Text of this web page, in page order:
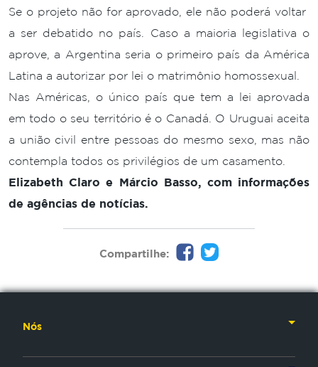
Se o projeto não for aprovado, ele não poderá voltar
a ser debatido no país. Caso a maioria legislativa o
aprove, a Argentina seria o primeiro país da América
Latina a autorizar por lei o matrimônio homossexual.
Nas Américas, o único país que tem a lei aprovada
em todo o seu território é o Canadá. O Uruguai aceita
a união civil entre pessoas do mesmo sexo, mas não
contempla todos os privilégios de um casamento.
Elizabeth Claro e Márcio Basso, com informações
de agências de notícias.
Compartilhe:
Nós